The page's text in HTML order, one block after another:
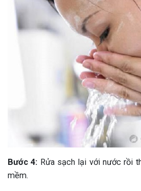
Bước 4: Rửa sạch lại với nước rồi
mềm.